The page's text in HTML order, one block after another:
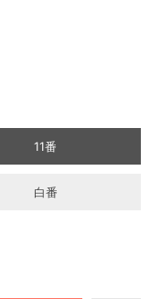
11番
白番